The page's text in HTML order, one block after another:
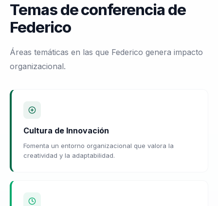
Temas de conferencia de
Federico
Áreas temáticas en las que Federico genera impacto
organizacional.
Cultura de Innovación
Fomenta un entorno organizacional que valora la
creatividad y la adaptabilidad.